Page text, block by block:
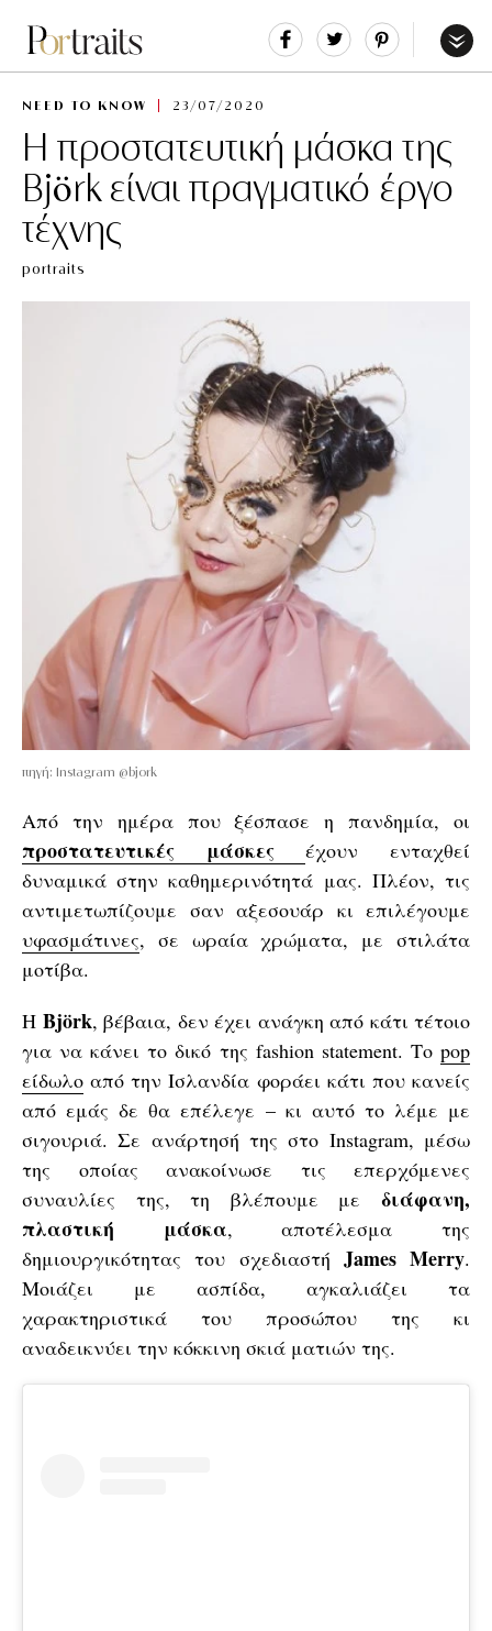
Share Tweet
NEED TO KNOW 23/07/2020
Η προστατευτική μάσκα της
Björk είναι πραγματικό έργο
τέχνης
portraits
πηγή: Instagram @bjork
Από την ημέρα που ξέσπασε η πανδημία, οι
προστατευτικές μάσκες
έχουν ενταχθεί
δυναμικά στην καθημερινότητά μας. Πλέον, τις
αντιμετωπίζουμε σαν αξεσουάρ κι επιλέγουμε
υφασμάτινες, σε ωραία χρώματα, με στιλάτα
μοτίβα.
Η Björk, βέβαια, δεν έχει ανάγκη από κάτι τέτοιο
για να κάνει το δικό της fashion statement. Το pop
είδωλο από την Ισλανδία φοράει κάτι που κανείς
από εμάς δε θα επέλεγε – κι αυτό το λέμε με
σιγουριά. Σε ανάρτησή της στο Instagram, μέσω
της οποίας ανακοίνωσε τις επερχόμενες
συναυλίες της, τη βλέπουμε με
διάφανη,
πλαστική μάσκα, αποτέλεσμα της
δημιουργικότητας του σχεδιαστή James Merry.
Μοιάζει με ασπίδα, αγκαλιάζει τα
χαρακτηριστικά του προσώπου της κι
αναδεικνύει την κόκκινη σκιά ματιών της.